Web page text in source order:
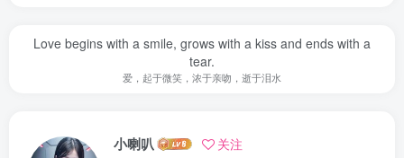
Love begins with a smile, grows with a kiss and ends with a
tear.
爱，起于微笑，浓于亲吻，逝于泪水
小喇叭 关注